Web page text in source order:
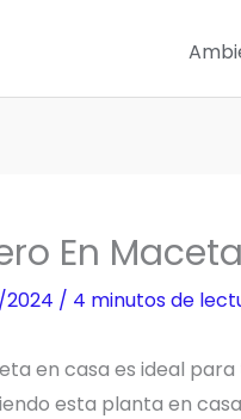
En Maceta
2024 / 4 minutos de
en casa es ideal
esta planta en